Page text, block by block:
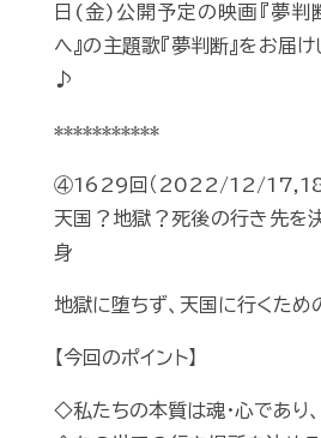
日(金)公開予定の映画『夢判
へ』の主題歌『夢判断』をお届
♪
***********
④1629回（2022/12/17,18
天国？地獄？死後の行き先を
身
地獄に堕ちず、天国に行くた
【今回のポイント】
◇私たちの本質は魂・心であり